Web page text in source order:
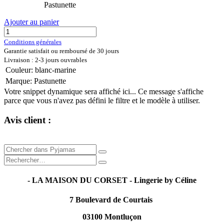
Pastunette
Ajouter au panier
Conditions générales
Garantie satisfait ou remboursé de 30 jours
Livraison : 2-3 jours ouvrables
Couleur: blanc-marine
Marque: Pastunette
Votre snippet dynamique sera affiché ici... Ce message s'affiche
parce que vous n'avez pas défini le filtre et le modèle à utiliser.
Avis client :
- LA MAISON DU CORSET - Lingerie by Céline
7 Boulevard de Courtais
03100 Montluçon